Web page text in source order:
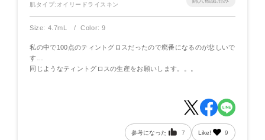
肌タイプ: オイリードライスキン
Size: 4.7mL Color: 9
私の中で100点のティントグロスだったので廃番になるのが悲しいで
す…
同じようなティントグロスの生産をお願いします。。。
参考になった 7 Like! 9